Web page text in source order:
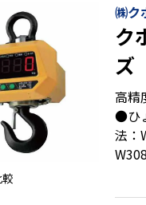
・ゾ
㈱ク
ク
ズ
日
高精
●ひ
法：